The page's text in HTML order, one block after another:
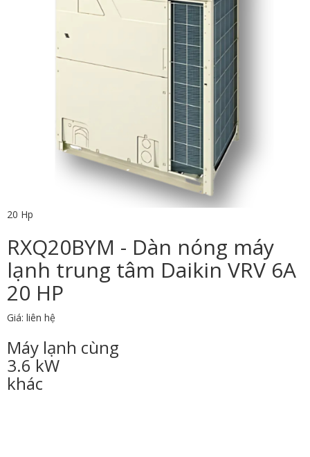
20 Hp
RXQ20BYM - Dàn nóng máy
lạnh trung tâm Daikin VRV 6A
20 HP
Giá: liên hệ
Máy lạnh cùng
3.6 kW
khác